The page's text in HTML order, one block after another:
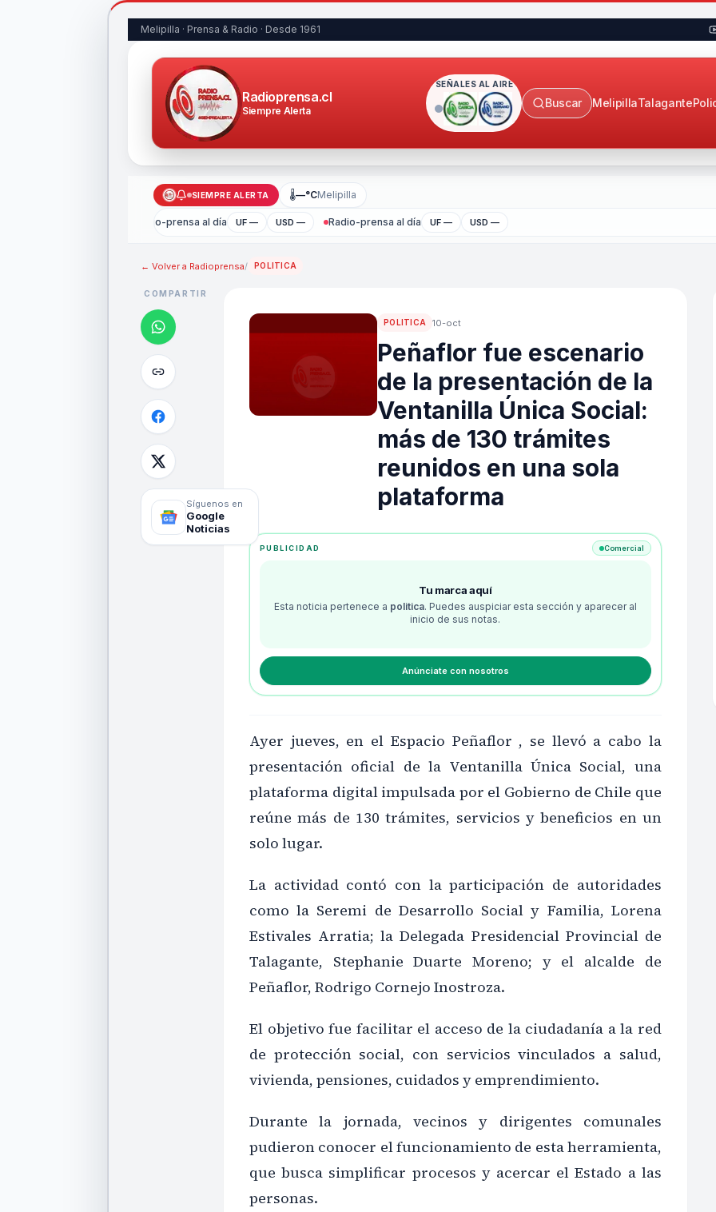
Melipilla · Prensa & Radio · Desde 1961
Radioprensa.cl
Siempre Alerta
SEÑALES AL AIRE
Buscar MelipillaTalagante
SIEMPRE ALERTA 🌡—°CMelipilla
Radio-prensa al día UF — USD — Radio-prensa al día UF — USD —
← Volver a Radioprensa/ POLITICA
COMPARTIR
Síguenos en
Google
Noticias
POLITICA 10-oct
Peñaflor fue escenario
de la presentación de la
Ventanilla Única Social:
más de 130 trámites
reunidos en una sola
plataforma
PUBLICIDAD Comercial
Tu marca aquí
Esta noticia pertenece a politica. Puedes auspiciar esta sección y aparecer al
inicio de sus notas.
Anúnciate con nosotros
Ayer jueves, en el Espacio Peñaflor , se llevó a cabo la
presentación oficial de la Ventanilla Única Social, una
plataforma digital impulsada por el Gobierno de Chile que
reúne más de 130 trámites, servicios y beneficios en un
solo lugar.
La actividad contó con la participación de autoridades
como la Seremi de Desarrollo Social y Familia, Lorena
Estivales Arratia; la Delegada Presidencial Provincial de
Talagante, Stephanie Duarte Moreno; y el alcalde de
Peñaflor, Rodrigo Cornejo Inostroza.
El objetivo fue facilitar el acceso de la ciudadanía a la red
de protección social, con servicios vinculados a salud,
vivienda, pensiones, cuidados y emprendimiento.
Durante la jornada, vecinos y dirigentes comunales
pudieron conocer el funcionamiento de esta herramienta,
que busca simplificar procesos y acercar el Estado a las
personas.